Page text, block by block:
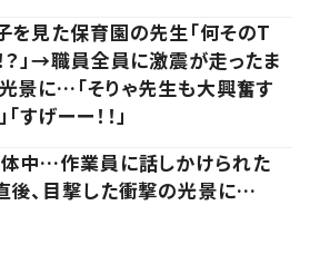
を見た保育園の先生「何そのT
？」→職員全員に激震が走ったま
景に…「そりゃ先生も大興奮す
すげーー！！」
中…作業員に話しかけられた
後、目撃した衝撃の光景に…